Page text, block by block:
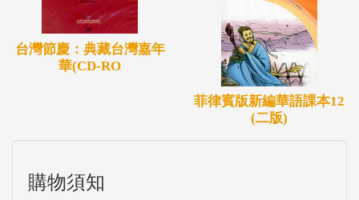
台灣節慶：典藏台灣嘉年
華(CD-RO
菲律賓版新編華語課本12
(二版)
購物須知